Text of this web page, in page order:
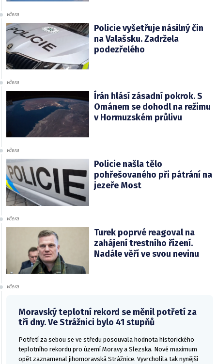
včera
Policie vyšetřuje násilný čin
na Valašsku. Zadržela
podezřelého
včera
Írán hlásí zásadní pokrok. S
Ománem se dohodl na režimu
v Hormuzském průlivu
včera
Policie našla tělo
pohřešovaného při pátrání na
jezeře Most
včera
Turek poprvé reagoval na
zahájení trestního řízení.
Nadále věří ve svou nevinu
včera
Moravský teplotní rekord se měnil potřetí za
tři dny. Ve Strážnici bylo 41 stupňů
Potřetí za sebou se ve středu posouvala hodnota historického
teplotního rekordu pro území Moravy a Slezska. Nové maximum
opět zaznamenal jihomoravská Strážnice. Vyvrcholila tak nynější